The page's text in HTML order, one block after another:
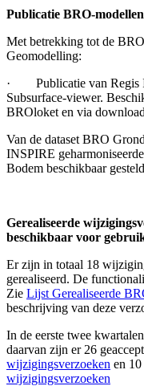
Publicatie BRO-
Met betrekking tot de
Geomodelling:
· Publicatie van Regis
Subsurface-viewer.
BROloket en via
Van de dataset BRO
INSPIRE
Bodem beschikbaar
Gerealiseerde
beschikbaar voor
Er zijn in totaal 18
gerealiseerd. De
Zie Lijst Gerealiseerde
beschrijving van deze
In de eerste twee
daarvan zijn er 26
wijzigingsverzoeken en
wijzigingsverzoeken